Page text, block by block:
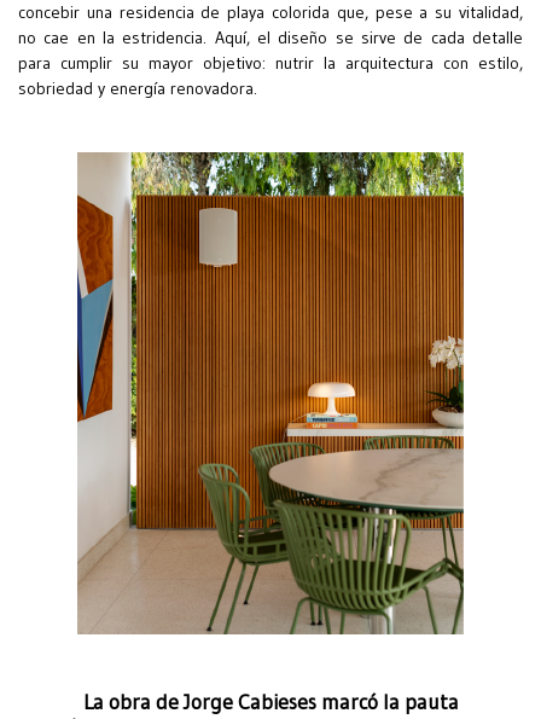
concebir una residencia de playa colorida que, pese a su vitalidad,
no cae en la estridencia. Aquí, el diseño se sirve de cada detalle
para cumplir su mayor objetivo: nutrir la arquitectura con estilo,
sobriedad y energía renovadora.
La obra de Jorge Cabieses marcó la pauta